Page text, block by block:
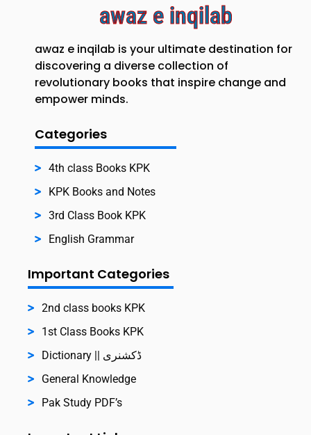
awaz e inqilab
awaz e inqilab is your ultimate destination for
discovering a diverse collection of
revolutionary books that inspire change and
empower minds.
Categories
4th class Books KPK
KPK Books and Notes
3rd Class Book KPK
English Grammar
Important Categories
2nd class books KPK
1st Class Books KPK
Dictionary || ڈکشنری
General Knowledge
Pak Study PDF’s